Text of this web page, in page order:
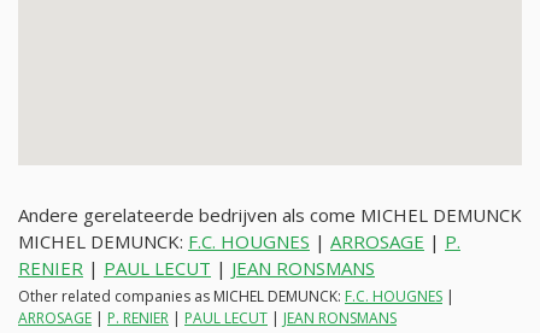
Andere gerelateerde bedrijven als come MICHEL DEMUNCK
MICHEL DEMUNCK: F.C. HOUGNES | ARROSAGE | P.
RENIER | PAUL LECUT | JEAN RONSMANS
Other related companies as MICHEL DEMUNCK: F.C. HOUGNES |
ARROSAGE | P. RENIER | PAUL LECUT | JEAN RONSMANS